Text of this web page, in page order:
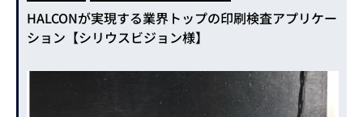
HALCONが実現する業界トップの印刷検査アプリケー
ション【シリウスビジョン様】